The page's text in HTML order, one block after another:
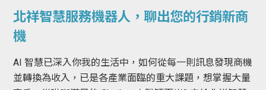
北祥智慧服務機器人，聊出您的行銷新商
機
AI 智慧已深入你我的生活中，如何從每一則訊息發現商機
並轉換為收入，已是各產業面臨的重大課題，想掌握大量